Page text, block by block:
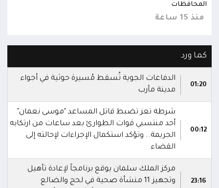
المحافظات
منذ 15 ساعة
كما ورد
01:20
الدفاعات الجوية تُسقط مُسيرة حوثية في أجواء
مدينة مأرب
00:12
شرطة تعز تضبط قاتل المساعد "موسى نعمان"
أحد منتسبي قوات الطوارئ بعد ساعات من ارتكابه
الجريمة.. وتؤكد استكمال الإجراءات لإحالته إلى
القضاء
23:16
مركز الملك سلمان يوقع برنامجاً لإعادة تأهيل
وتجهيز 11 منشأة صحية في لحج والضالع